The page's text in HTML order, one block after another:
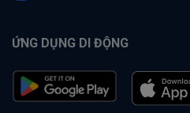
ỨNG DỤNG DI ĐỘNG